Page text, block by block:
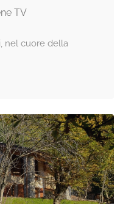
TV
nel cuore della